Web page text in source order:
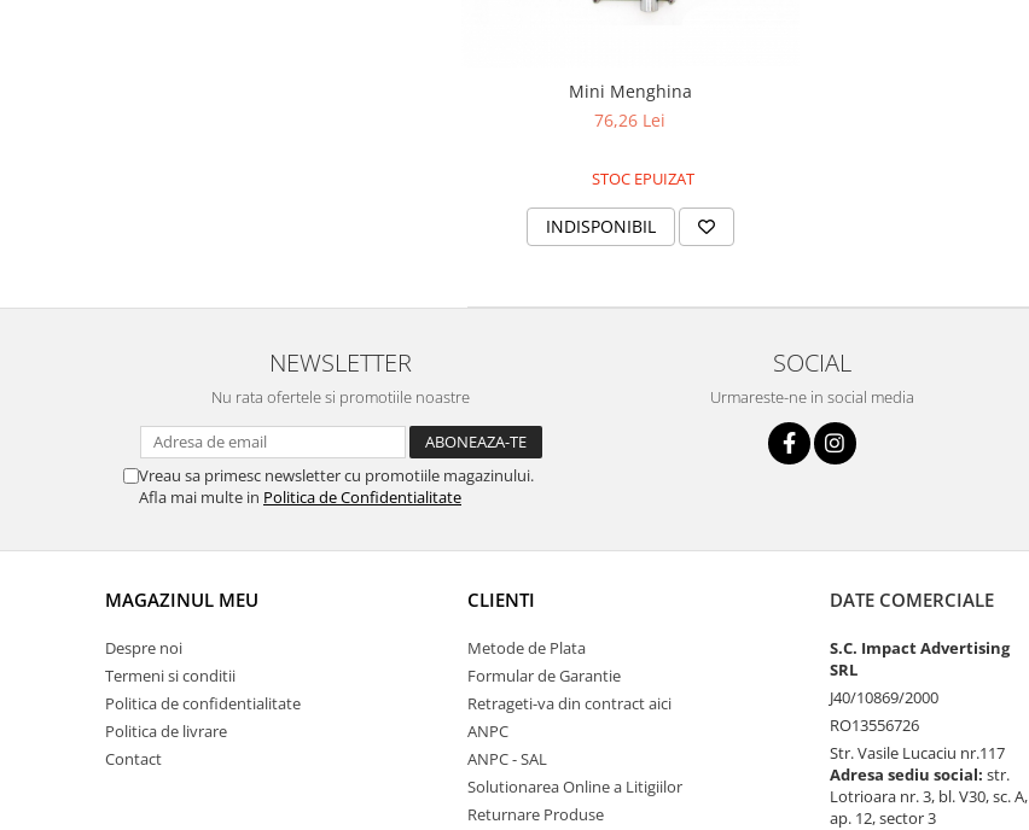
Mini Menghina
76,26 Lei
STOC EPUIZAT
INDISPONIBIL
NEWSLETTER
Nu rata ofertele si promotiile noastre
Vreau sa primesc newsletter cu promotiile magazinului.
Afla mai multe in Politica de Confidentialitate
SOCIAL
Urmareste-ne in social media
MAGAZINUL MEU
Despre noi
Termeni si conditii
Politica de confidentialitate
Politica de livrare
Contact
CLIENTI
Metode de Plata
Formular de Garantie
Retrageti-va din contract aici
ANPC
ANPC - SAL
Solutionarea Online a Litigiilor
Returnare Produse
DATE COMERCIALE
S.C. Impact Advertising
SRL
J40/10869/2000
RO13556726
Str. Vasile Lucaciu nr.117
Adresa sediu social: str.
Lotrioara nr. 3, bl. V30, sc. A,
ap. 12, sector 3